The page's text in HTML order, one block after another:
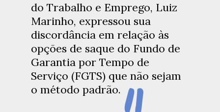
do Trabalho e Emprego, Luiz
Marinho, expressou sua
discordância em relação às
opções de saque do Fundo de
Garantia por Tempo de
Serviço (FGTS) que não sejam
o método padrão.